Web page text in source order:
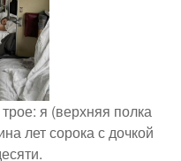
я (верхняя полка
лет сорока с дочкой